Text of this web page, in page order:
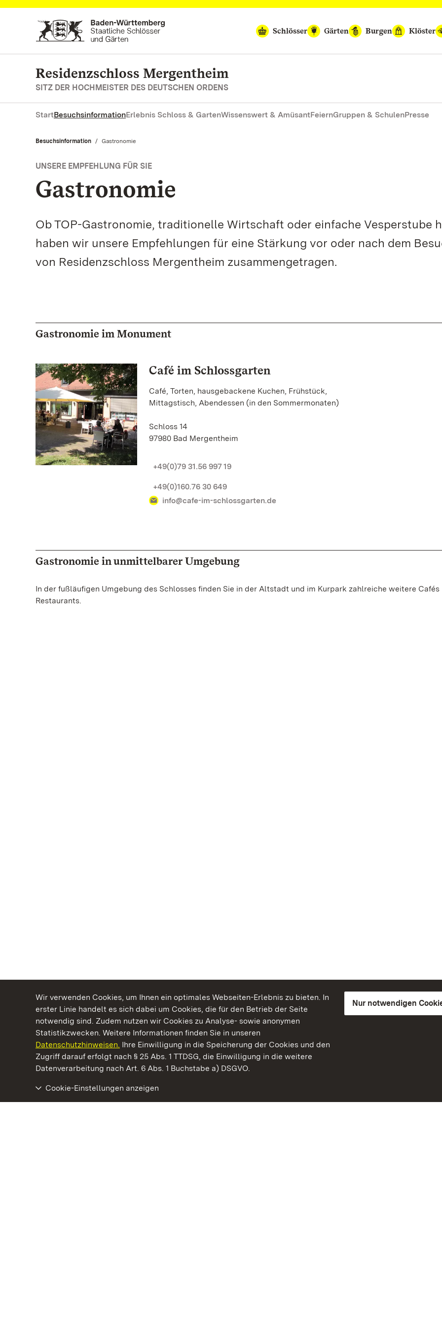
Wir verwenden Cookies, um Ihnen ein optimales Webseiten-Erlebnis zu bieten. In
erster Linie handelt es sich dabei um Cookies, die für den Betrieb der Seite
notwendig sind. Zudem nutzen wir Cookies zu Analyse- sowie anonymen
Statistikzwecken. Weitere Informationen finden Sie in unseren
Datenschutzhinweisen. Ihre Einwilligung in die Speicherung der Cookies und den
Zugriff darauf erfolgt nach § 25 Abs. 1 TTDSG, die Einwilligung in die weitere
Datenverarbeitung nach Art. 6 Abs. 1 Buchstabe a) DSGVO.
Nur notwendigen
Cookie-Einstellungen anzeigen
Zum Hauptinhalt springen
Schlösser
Gärten Burgen Klöster
Residenzschloss Mergentheim
SITZ DER HOCHMEISTER DES DEUTSCHEN ORDENS
StartBesuchsinformationErlebnis Schloss & GartenWissenswert & AmüsantFeiernGruppen & SchulenPresse
Besuchsinformation Aktuell:
Gastronomie
UNSERE EMPFEHLUNG FÜR SIE
Gastronomie
Ob TOP-Gastronomie, traditionelle Wirtschaft oder einfache Vesperstube
haben wir unsere Empfehlungen für eine Stärkung vor oder nach dem
von Residenzschloss Mergentheim zusammengetragen.
Gastronomie im Monument
Café im Schlossgarten
Café, Torten, hausgebackene Kuchen, Frühstück,
Mittagstisch, Abendessen (in den Sommermonaten)
Schloss 14
97980 Bad Mergentheim
+49(0)79 31.56 997 19
+49(0)160.76 30 649
info@cafe-im-schlossgarten.de
Gastronomie in unmittelbarer Umgebung
In der fußläufigen Umgebung des Schlosses finden Sie in der Altstadt und im Kurpark zahlreiche weitere Cafés
Restaurants.
Kommen. Staunen. Genießen.